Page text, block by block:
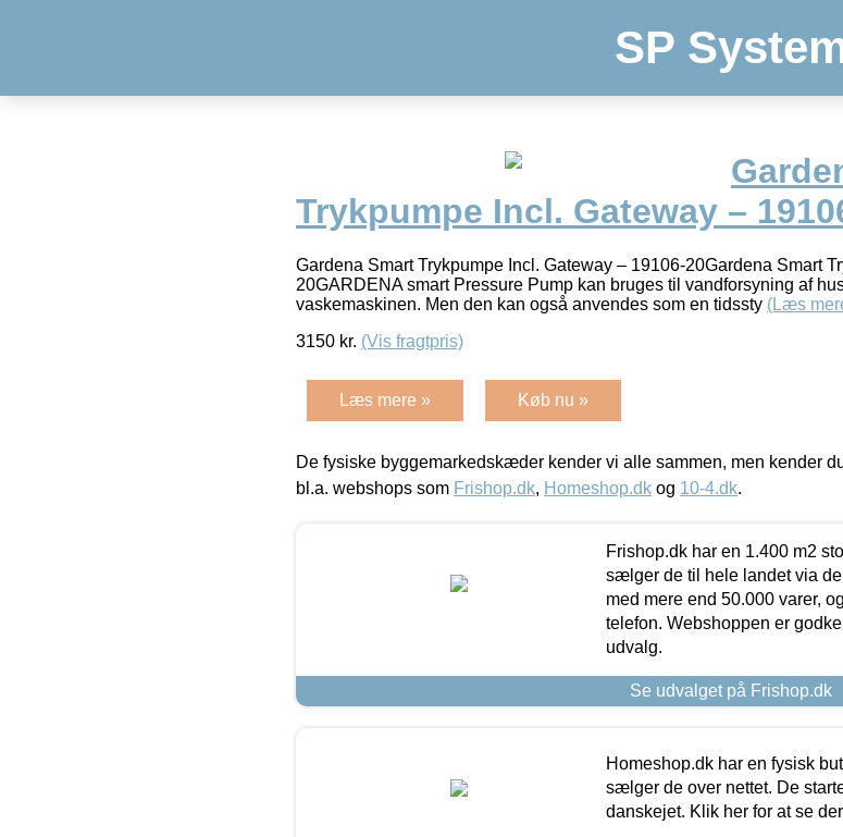
SP
Trykpumpe Incl. Gateway –
Gardena Smart Trykpumpe Incl. Gateway – 19106-20Gardena Smart
20GARDENA smart Pressure Pump kan bruges til vandforsyning af
vaskemaskinen. Men den kan også anvendes som en tidssty (Læs
3150 kr. (Vis fragtpris)
Læs mere » Køb nu »
De fysiske byggemarkedskæder kender vi alle sammen, men kender
bl.a. webshops som Frishop.dk, Homeshop.dk og 10-4.dk.
Frishop.dk har en 1.400 m2
sælger de til hele landet via
med mere end 50.000 varer,
telefon. Webshoppen er
udvalg.
Se udvalget på Frishop.dk
Homeshop.dk har en fysisk
sælger de over nettet. De
danskejet. Klik her for at se